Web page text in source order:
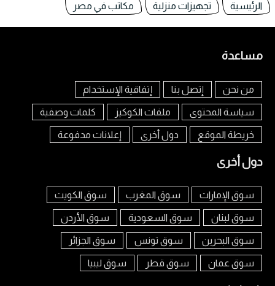
الرئيسية تجهيزات منزلية مكاتب في مصر
مساعدة
من نحن إتصل بنا إتفاقية الإستخدام
سياسة المحتوى ملفات الكوكيز كلمات وصفية
خريطة الموقع دول أخرى إعلانات مدفوعة
دول أخرى
سوق الإمارات سوق المغرب سوق الكويت
سوق لبنان سوق السعودية سوق الأردن
سوق البحرين سوق تونس سوق الجزائر
سوق عمان سوق قطر سوق ليبيا